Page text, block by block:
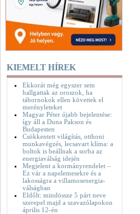
KIEMELT HÍREK
Ekkorát még egyszer sem
hallgattak az oroszok, ha
tábornokok ellen követtek el
merényleteket
Magyar Péter újabb bejelentése:
így áll a Duna Pakson és
Budapesten
Csökkentett világítás, otthoni
munkavégzés, lecsavart klíma: a
boltok is beállnak a sorba az
energiaválság idején
Megjelent a kormányrendelet –
Ez vár a napelemesekre és a
lakosságra a villamosenergia-
válságban
Eldőlt: mindössze 5 párt neve
szerepel majd a szavazólapokon
április 12-én